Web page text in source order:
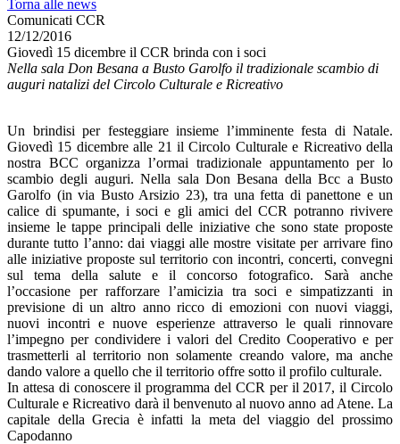
Torna alle news
Comunicati CCR
12/12/2016
Giovedì 15 dicembre il CCR brinda con i soci
Nella sala Don Besana a Busto Garolfo il tradizionale scambio di
auguri natalizi del Circolo Culturale e Ricreativo
Un brindisi per festeggiare insieme l’imminente festa di Natale.
Giovedì 15 dicembre alle 21 il Circolo Culturale e Ricreativo della
nostra BCC organizza l’ormai tradizionale appuntamento per lo
scambio degli auguri. Nella sala Don Besana della Bcc a Busto
Garolfo (in via Busto Arsizio 23), tra una fetta di panettone e un
calice di spumante, i soci e gli amici del CCR potranno rivivere
insieme le tappe principali delle iniziative che sono state proposte
durante tutto l’anno: dai viaggi alle mostre visitate per arrivare fino
alle iniziative proposte sul territorio con incontri, concerti, convegni
sul tema della salute e il concorso fotografico. Sarà anche
l’occasione per rafforzare l’amicizia tra soci e simpatizzanti in
previsione di un altro anno ricco di emozioni con nuovi viaggi,
nuovi incontri e nuove esperienze attraverso le quali rinnovare
l’impegno per condividere i valori del Credito Cooperativo e per
trasmetterli al territorio non solamente creando valore, ma anche
dando valore a quello che il territorio offre sotto il profilo culturale.
In attesa di conoscere il programma del CCR per il 2017, il Circolo
Culturale e Ricreativo darà il benvenuto al nuovo anno ad Atene. La
capitale della Grecia è infatti la meta del viaggio del prossimo
Capodanno